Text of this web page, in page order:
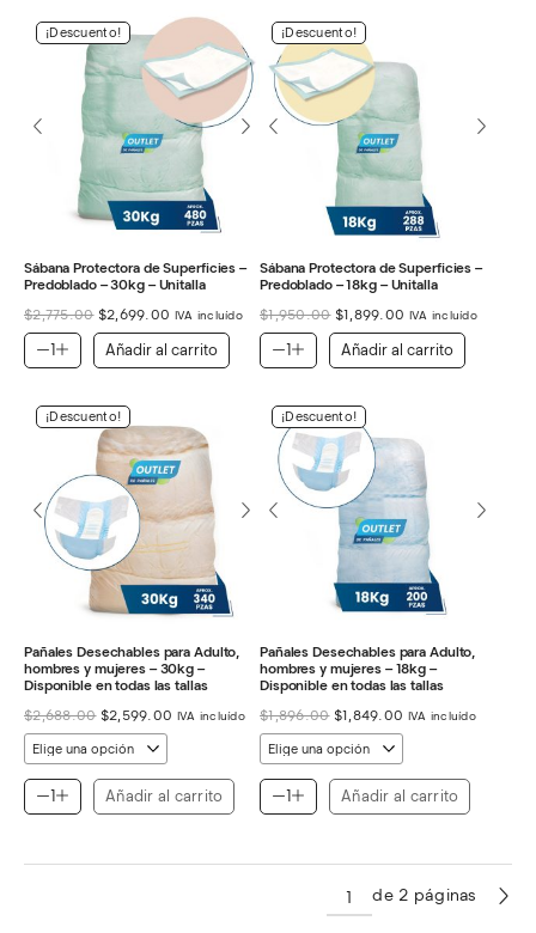
¡Descuento!
Sábana Protectora de Superficies –
Predoblado – 30kg – Unitalla
$2,775.00 El
precio
original
era:
$2,699.00 El
precio
actual
es:
IVA incluído
Añadir al carrito
¡Descuento!
Sábana Protectora de Superficies –
Predoblado – 18kg – Unitalla
$1,950.00 El
precio
original
era:
$1,899.00 El
precio
actual
es:
IVA incluído
Añadir al carrito
¡Descuento!
Pañales Desechables para Adulto,
hombres y mujeres – 30kg –
Disponible en todas las tallas
$2,688.00 El
precio
original
era:
$2,688.00.
$2,599.00 El
$2,599.00.
IVA incluído
Añadir al carrito
¡Descuento!
Pañales Desechables para Adulto,
hombres y mujeres – 18kg –
Disponible en todas las tallas
$1,896.00 El
precio
original
era:
$1,896.00.
$1,849.00 El
precio
es:
$1,849.00.
IVA incluído
Añadir al carrito
de 2 páginas